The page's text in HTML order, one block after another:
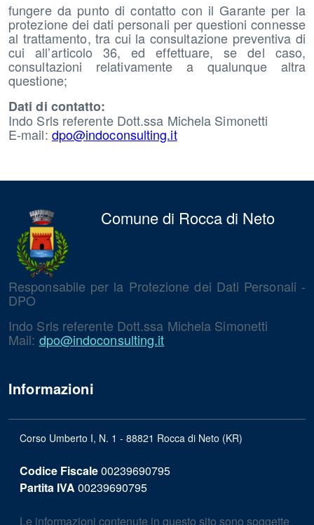
fungere da punto di contatto con il Garante per la
protezione dei dati personali per questioni connesse
al trattamento, tra cui la consultazione preventiva di
cui all’articolo 36, ed effettuare, se del caso,
consultazioni relativamente a qualunque altra
questione;
Dati di contatto:
Indo Srls referente Dott.ssa Michela Simonetti
E-mail: dpo@indoconsulting.it
Comune di Rocca di Neto
Responsabile per la Protezione dei Dati Personali -
DPO
Indo Srls referente Dott.ssa Michela Simonetti
Mail: dpo@indoconsulting.it
Informazioni
Corso Umberto I, N. 1 - 88821 Rocca di Neto (KR)
Codice Fiscale00239690795
Partita IVA 00239690795
Le informazioni contenute in questo sito sono soggette